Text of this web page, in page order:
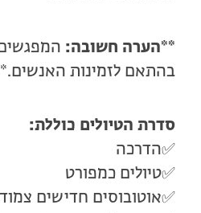
**הערה חשובה:
בהתאם לזמינות
סדרת הטיולים כוללת:
✅הדרכה
✅טיולים כמפורט
✅אוטובוסים חדישים